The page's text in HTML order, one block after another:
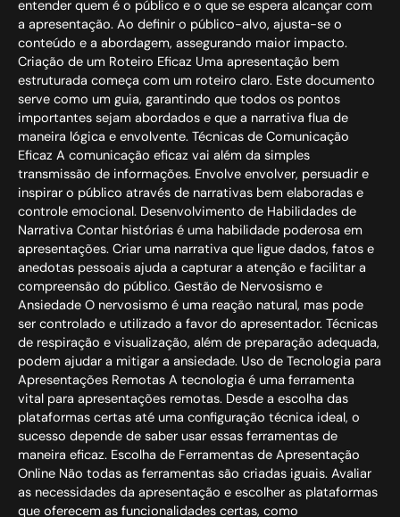
entender quem é o público e o que se espera alcançar com
a apresentação. Ao definir o público-alvo, ajusta-se o
conteúdo e a abordagem, assegurando maior impacto.
Criação de um Roteiro Eficaz Uma apresentação bem
estruturada começa com um roteiro claro. Este documento
serve como um guia, garantindo que todos os pontos
importantes sejam abordados e que a narrativa flua de
maneira lógica e envolvente. Técnicas de Comunicação
Eficaz A comunicação eficaz vai além da simples
transmissão de informações. Envolve envolver, persuadir e
inspirar o público através de narrativas bem elaboradas e
controle emocional. Desenvolvimento de Habilidades de
Narrativa Contar histórias é uma habilidade poderosa em
apresentações. Criar uma narrativa que ligue dados, fatos e
anedotas pessoais ajuda a capturar a atenção e facilitar a
compreensão do público. Gestão de Nervosismo e
Ansiedade O nervosismo é uma reação natural, mas pode
ser controlado e utilizado a favor do apresentador. Técnicas
de respiração e visualização, além de preparação adequada,
podem ajudar a mitigar a ansiedade. Uso de Tecnologia para
Apresentações Remotas A tecnologia é uma ferramenta
vital para apresentações remotas. Desde a escolha das
plataformas certas até uma configuração técnica ideal, o
sucesso depende de saber usar essas ferramentas de
maneira eficaz. Escolha de Ferramentas de Apresentação
Online Não todas as ferramentas são criadas iguais. Avaliar
as necessidades da apresentação e escolher as plataformas
que oferecem as funcionalidades certas, como